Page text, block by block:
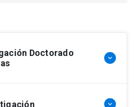
Doctorado
keyboard_arrow_down
keyboard_arrow_down